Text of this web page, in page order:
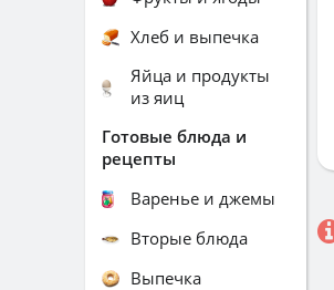
Хлеб и выпечка
Яйца и продукты
из яиц
Готовые блюда и
рецепты
Варенье и джемы
Вторые блюда
Выпечка